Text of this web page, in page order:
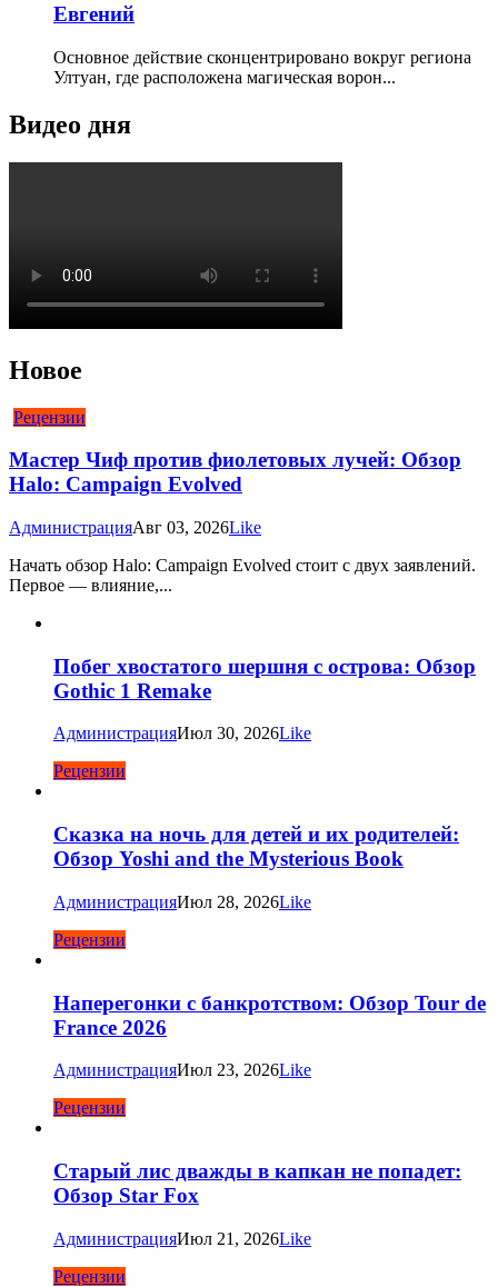
Евгений
Основное действие сконцентрировано вокруг региона
Ултуан, где расположена магическая ворон...
Видео дня
Новое
Рецензии
Мастер Чиф против фиолетовых лучей: Обзор
Halo: Campaign Evolved
АдминистрацияАвг 03, 2026Like
Начать обзор Halo: Campaign Evolved стоит с двух заявлений.
Первое — влияние,...
Побег хвостатого шершня с острова: Обзор
Gothic 1 Remake
АдминистрацияИюл 30, 2026Like
Рецензии
Сказка на ночь для детей и их родителей:
Обзор Yoshi and the Mysterious Book
АдминистрацияИюл 28, 2026Like
Рецензии
Наперегонки с банкротством: Обзор Tour de
France 2026
АдминистрацияИюл 23, 2026Like
Рецензии
Старый лис дважды в капкан не попадет:
Обзор Star Fox
АдминистрацияИюл 21, 2026Like
Рецензии